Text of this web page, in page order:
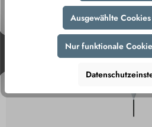
Ausgewählte
Nur funktionale